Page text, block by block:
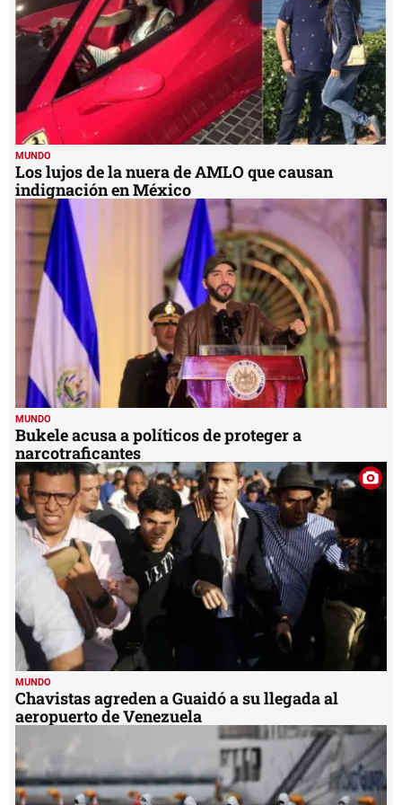
MUNDO
Los lujos de la nuera de AMLO que causan
indignación en México
MUNDO
Bukele acusa a políticos de proteger a
narcotraficantes
MUNDO
Chavistas agreden a Guaidó a su llegada al
aeropuerto de Venezuela